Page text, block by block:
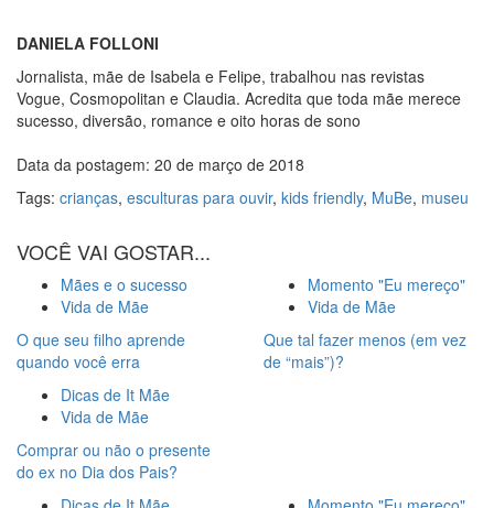
DANIELA FOLLONI
Jornalista, mãe de Isabela e Felipe, trabalhou nas revistas
Vogue, Cosmopolitan e Claudia. Acredita que toda mãe merece
sucesso, diversão, romance e oito horas de sono
Data da postagem: 20 de março de 2018
Tags: crianças, esculturas para ouvir, kids friendly, MuBe, museu
VOCÊ VAI GOSTAR...
Mães e o sucesso
Vida de Mãe
O que seu filho aprende
quando você erra
Momento "Eu mereço"
Vida de Mãe
Que tal fazer menos (em vez
de “mais”)?
Dicas de It Mãe
Vida de Mãe
Comprar ou não o presente
do ex no Dia dos Pais?